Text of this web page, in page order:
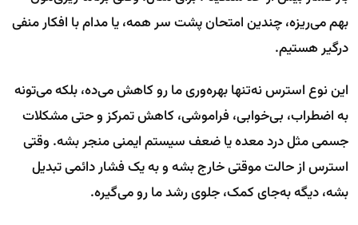
بهم می‌ریزه، چندین امتحان پشت سر همه، یا مدام با افکار منفی
درگیر هستیم.
این نوع استرس نه‌تنها بهره‌وری ما رو کاهش می‌ده، بلکه می‌تونه
به اضطراب، بی‌خوابی، فراموشی، کاهش تمرکز و حتی مشکلات
جسمی مثل درد معده یا ضعف سیستم ایمنی منجر بشه. وقتی
استرس از حالت موقتی خارج بشه و به یک فشار دائمی تبدیل
بشه، دیگه به‌جای کمک، جلوی رشد ما رو می‌گیره.